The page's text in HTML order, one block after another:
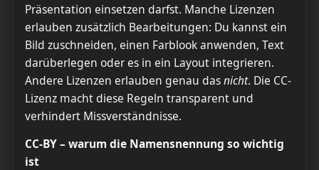
Präsentation einsetzen darfst. Manche Lizenzen
erlauben zusätzlich Bearbeitungen: Du kannst ein
Bild zuschneiden, einen Farblook anwenden, Text
darüberlegen oder es in ein Layout integrieren.
Andere Lizenzen erlauben genau dasnicht. Die CC-
Lizenz macht diese Regeln transparent und
verhindert Missverständnisse.
CC-BY – warum die Namensnennung so wichtig
ist